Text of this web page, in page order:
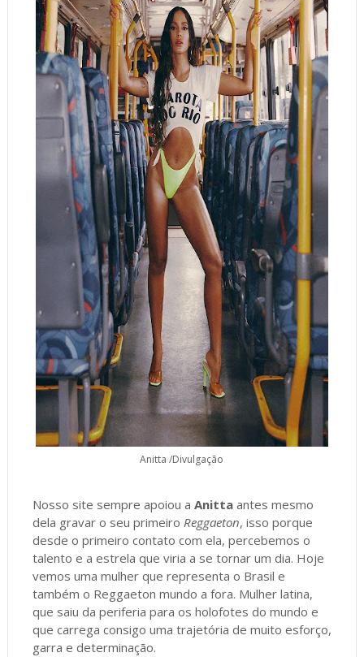
Anitta /Divulgação
Nosso site sempre apoiou a Anitta antes mesmo
dela gravar o seu primeiro Reggaeton, isso porque
desde o primeiro contato com ela, percebemos o
talento e a estrela que viria a se tornar um dia. Hoje
vemos uma mulher que representa o Brasil e
também o Reggaeton mundo a fora. Mulher latina,
que saiu da periferia para os holofotes do mundo e
que carrega consigo uma trajetória de muito esforço,
garra e determinação.